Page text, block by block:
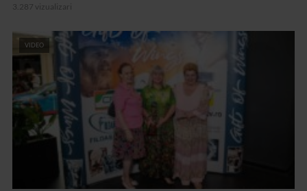
3.287 vizualizari
VIDEO